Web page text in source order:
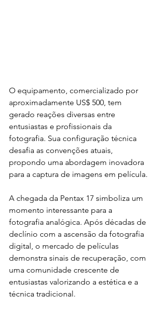
O equipamento, comercializado por
aproximadamente US$ 500, tem
gerado reações diversas entre
entusiastas e profissionais da
fotografia. Sua configuração técnica
desafia as convenções atuais,
propondo uma abordagem inovadora
para a captura de imagens em película.
A chegada da Pentax 17 simboliza um
momento interessante para a
fotografia analógica. Após décadas de
declínio com a ascensão da fotografia
digital, o mercado de películas
demonstra sinais de recuperação, com
uma comunidade crescente de
entusiastas valorizando a estética e a
técnica tradicional.